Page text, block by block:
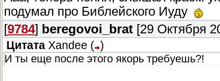
подумал про Библейского Иуду
[9784] beregovoi_brat [29 Октября
Цитата Xandee ( )
И ты еще после этого якорь требуешь?!